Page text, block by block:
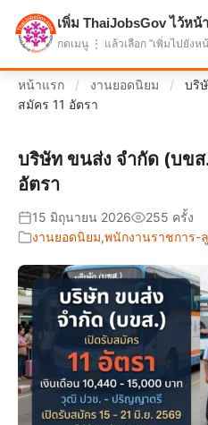
แบ่งปันโอกาส เพื่ออนาคตที่ก้
หน้าแรก / งานยอดนิยม /
บริ
สมัคร 11 อัตรา
บริษัท ขนส่ง จำกัด (บขส
อัตรา
15 มิถุนายน 2026
255 ครั้ง
งานยอดนิยม,พนักงานราชการ-
เพิ่ม ThaiJobsGov ไว้หน้
กดเมนู ⋮ แล้วเลือก "เพิ่มไปยังห